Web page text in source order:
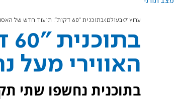
ערוץ 7 בעולם בתוכנית "60 דקות": תיעוד חדש של האסון האווירי מעל נהר הפוטומק
האווירי מעל
בתוכנית נחשפו שתי